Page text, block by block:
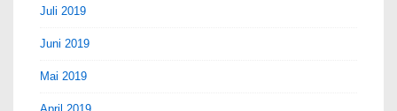
Juli 2019
Juni 2019
Mai 2019